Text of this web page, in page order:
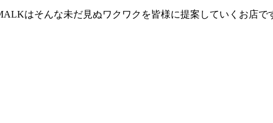
はそんな未だ見ぬワクワクを皆様に提案していくお店で